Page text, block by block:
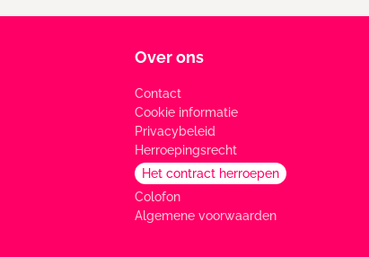
Over ons
Contact
Cookie informatie
Privacybeleid
Herroepingsrecht
Het contract herroepen
Colofon
Algemene voorwaarden